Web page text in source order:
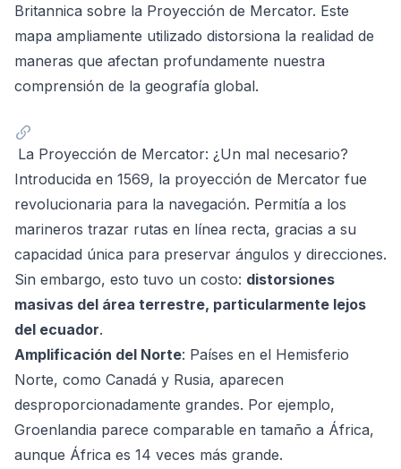
Britannica sobre la Proyección de Mercator. Este
mapa ampliamente utilizado distorsiona la realidad de
maneras que afectan profundamente nuestra
comprensión de la geografía global.
La Proyección de Mercator: ¿Un mal necesario?
Introducida en 1569, la proyección de Mercator fue
revolucionaria para la navegación. Permitía a los
marineros trazar rutas en línea recta, gracias a su
capacidad única para preservar ángulos y direcciones.
Sin embargo, esto tuvo un costo: distorsiones
masivas del área terrestre, particularmente lejos
del ecuador.
Amplificación del Norte: Países en el Hemisferio
Norte, como Canadá y Rusia, aparecen
desproporcionadamente grandes. Por ejemplo,
Groenlandia parece comparable en tamaño a África,
aunque África es 14 veces más grande.